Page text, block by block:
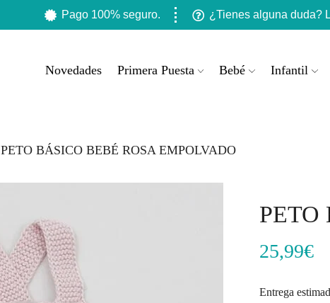
Pago 100% seguro. ¿Tienes alguna duda?
Novedades Primera Puesta Bebé Infantil
PETO BÁSICO BEBÉ ROSA EMPOLVADO
PETO
25,99€
Entrega